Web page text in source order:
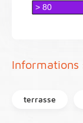
> 80
Informations
terrasse